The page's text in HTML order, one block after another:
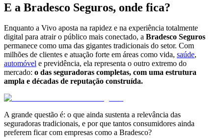
E a Bradesco Seguros, onde fica?
Enquanto a Vivo aposta na rapidez e na experiência totalmente
digital para atrair o público mais conectado, a Bradesco Seguros
permanece como uma das gigantes tradicionais do setor. Com
milhões de clientes e atuação forte em áreas como vida, saúde,
automóvel e previdência, ela representa o outro extremo do
mercado: o das seguradoras completas, com uma estrutura
ampla e décadas de reputação construída.
A grande questão é: o que ainda sustenta a relevância das
seguradoras tradicionais, e por que tantos consumidores ainda
preferem ficar com empresas como a Bradesco?